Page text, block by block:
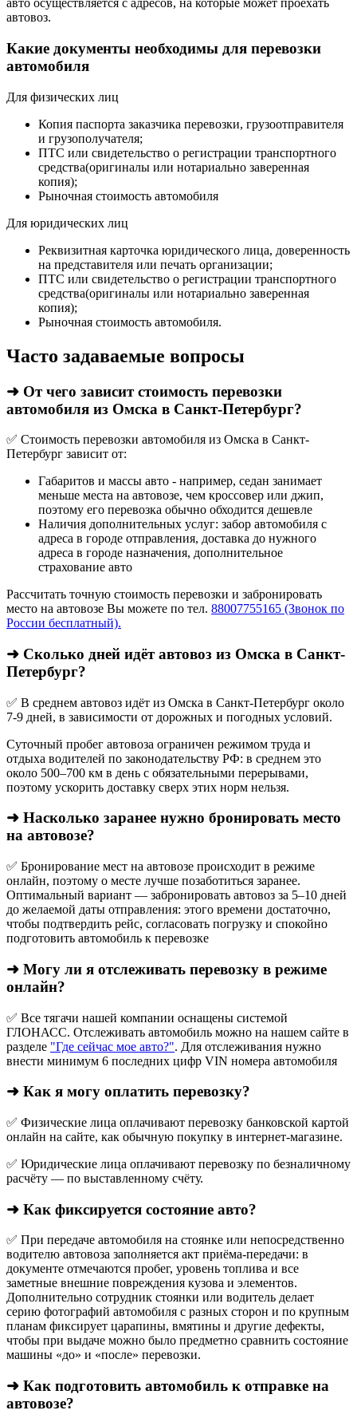
авто осуществляется с адресов, на которые может проехать
автовоз.
Какие документы необходимы для перевозки
автомобиля
Для физических лиц
Копия паспорта заказчика перевозки, грузоотправителя
и грузополучателя;
ПТС или свидетельство о регистрации транспортного
средства(оригиналы или нотариально заверенная
копия);
Рыночная стоимость автомобиля
Для юридических лиц
Реквизитная карточка юридического лица, доверенность
на представителя или печать организации;
ПТС или свидетельство о регистрации транспортного
средства(оригиналы или нотариально заверенная
копия);
Рыночная стоимость автомобиля.
Часто задаваемые вопросы
➜ От чего зависит стоимость перевозки
автомобиля из Омска в Санкт-Петербург?
✅ Стоимость перевозки автомобиля из Омска в Санкт-
Петербург зависит от:
Габаритов и массы авто - например, седан занимает
меньше места на автовозе, чем кроссовер или джип,
поэтому его перевозка обычно обходится дешевле
Наличия дополнительных услуг: забор автомобиля с
адреса в городе отправления, доставка до нужного
адреса в городе назначения, дополнительное
страхование авто
Рассчитать точную стоимость перевозки и забронировать
место на автовозе Вы можете по тел. 88007755165 (Звонок по
России бесплатный).
➜ Сколько дней идёт автовоз из Омска в Санкт-
Петербург?
✅ В среднем автовоз идёт из Омска в Санкт-Петербург около
7-9 дней, в зависимости от дорожных и погодных условий.
Суточный пробег автовоза ограничен режимом труда и
отдыха водителей по законодательству РФ: в среднем это
около 500–700 км в день с обязательными перерывами,
поэтому ускорить доставку сверх этих норм нельзя.
➜ Насколько заранее нужно бронировать место
на автовозе?
✅ Бронирование мест на автовозе происходит в режиме
онлайн, поэтому о месте лучше позаботиться заранее.
Оптимальный вариант — забронировать автовоз за 5–10 дней
до желаемой даты отправления: этого времени достаточно,
чтобы подтвердить рейс, согласовать погрузку и спокойно
подготовить автомобиль к перевозке
➜ Могу ли я отслеживать перевозку в режиме
онлайн?
✅ Все тягачи нашей компании оснащены системой
ГЛОНАСС. Отслеживать автомобиль можно на нашем сайте в
разделе "Где сейчас мое авто?". Для отслеживания нужно
внести минимум 6 последних цифр VIN номера автомобиля
➜ Как я могу оплатить перевозку?
✅ Физические лица оплачивают перевозку банковской картой
онлайн на сайте, как обычную покупку в интернет‑магазине.
✅ Юридические лица оплачивают перевозку по безналичному
расчёту — по выставленному счёту.
➜ Как фиксируется состояние авто?
✅ При передаче автомобиля на стоянке или непосредственно
водителю автовоза заполняется акт приёма-передачи: в
документе отмечаются пробег, уровень топлива и все
заметные внешние повреждения кузова и элементов.
Дополнительно сотрудник стоянки или водитель делает
серию фотографий автомобиля с разных сторон и по крупным
планам фиксирует царапины, вмятины и другие дефекты,
чтобы при выдаче можно было предметно сравнить состояние
машины «до» и «после» перевозки.
➜ Как подготовить автомобиль к отправке на
автовозе?